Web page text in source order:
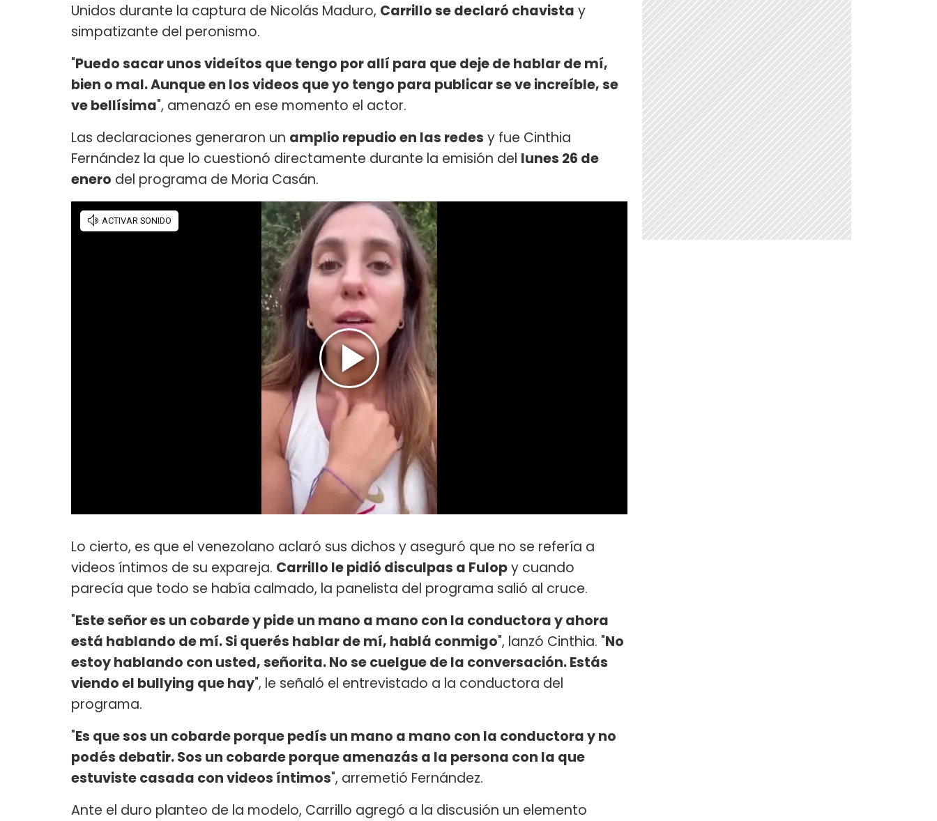
Unidos durante la captura de Nicolás Maduro, Carrillo se declaró chavista y
simpatizante del peronismo.
"Puedo sacar unos videítos que tengo por allí para que deje de hablar de mí,
bien o mal. Aunque en los videos que yo tengo para publicar se ve increíble, se
ve bellísima", amenazó en ese momento el actor.
Las declaraciones generaron un amplio repudio en las redes y fue Cinthia
Fernández la que lo cuestionó directamente durante la emisión del lunes 26 de
enero del programa de Moria Casán.
Lo cierto, es que el venezolano aclaró sus dichos y aseguró que no se refería a
videos íntimos de su expareja. Carrillo le pidió disculpas a Fulopy cuando
parecía que todo se había calmado, la panelista del programa salió al cruce.
"Este señor es un cobarde y pide un mano a mano con la conductora y ahora
está hablando de mí. Si querés hablar de mí, hablá conmigo", lanzó Cinthia. "No
estoy hablando con usted, señorita. No se cuelgue de la conversación. Estás
viendo el bullying que hay", le señaló el entrevistado a la conductora del
programa.
"Es que sos un cobarde porque pedís un mano a mano con la conductora y no
podés debatir. Sos un cobarde porque amenazás a la persona con la que
estuviste casada con videos íntimos", arremetió Fernández.
Ante el duro planteo de la modelo, Carrillo agregó a la discusión un elemento